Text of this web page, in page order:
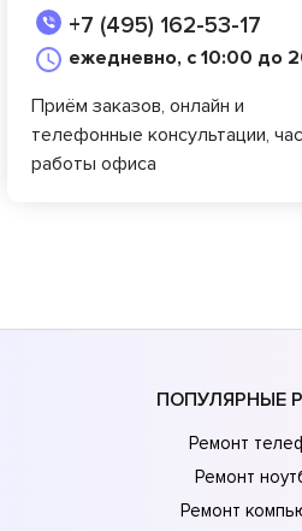
+7 (495) 162-53-17
ежедневно, с 10:00 до
Приём заказов, онлайн и
телефонные консультации,
работы офиса
ПОПУЛЯРНЫЕ
Ремонт
Ремонт
Ремонт